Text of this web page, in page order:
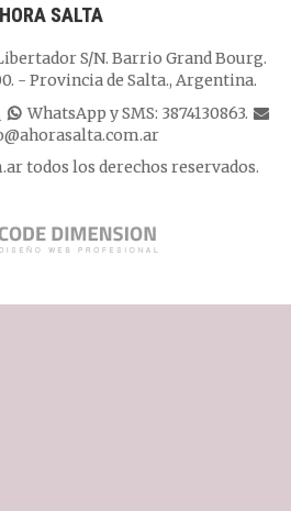
SALTA
S/N. Barrio Grand Bourg.
- Provincia de Salta., Argentina.
WhatsApp y SMS: 3874130863.
todos los derechos reservados.